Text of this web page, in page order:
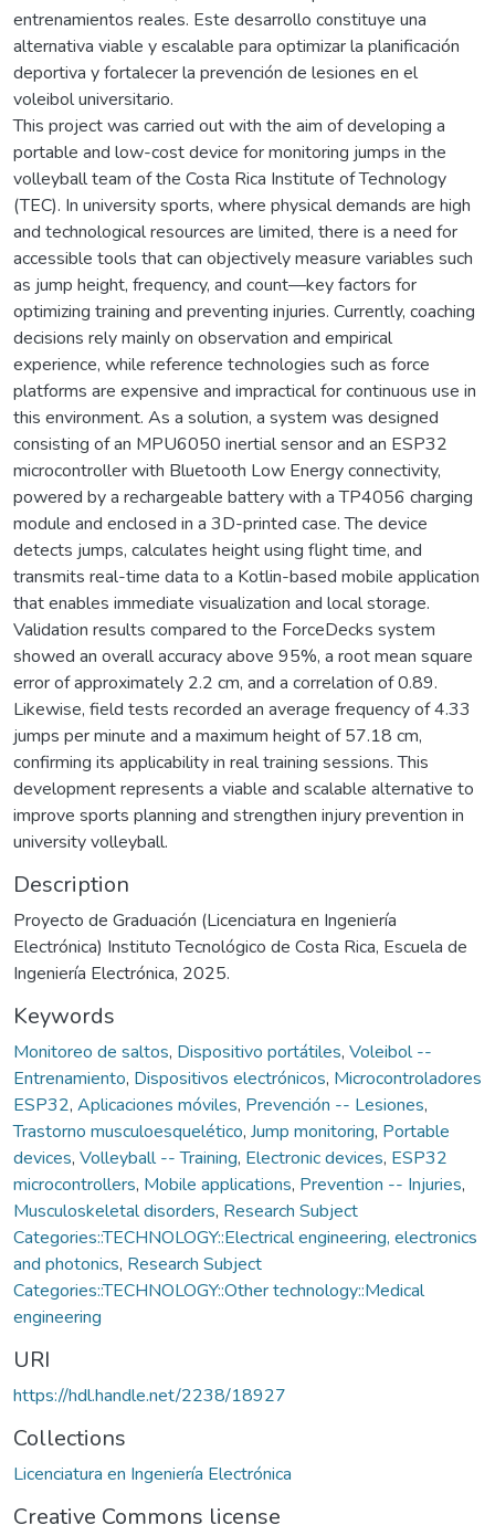
entrenamientos reales. Este desarrollo constituye una
alternativa viable y escalable para optimizar la planificación
deportiva y fortalecer la prevención de lesiones en el
voleibol universitario.
This project was carried out with the aim of developing a
portable and low-cost device for monitoring jumps in the
volleyball team of the Costa Rica Institute of Technology
(TEC). In university sports, where physical demands are high
and technological resources are limited, there is a need for
accessible tools that can objectively measure variables such
as jump height, frequency, and count—key factors for
optimizing training and preventing injuries. Currently, coaching
decisions rely mainly on observation and empirical
experience, while reference technologies such as force
platforms are expensive and impractical for continuous use in
this environment. As a solution, a system was designed
consisting of an MPU6050 inertial sensor and an ESP32
microcontroller with Bluetooth Low Energy connectivity,
powered by a rechargeable battery with a TP4056 charging
module and enclosed in a 3D-printed case. The device
detects jumps, calculates height using flight time, and
transmits real-time data to a Kotlin-based mobile application
that enables immediate visualization and local storage.
Validation results compared to the ForceDecks system
showed an overall accuracy above 95%, a root mean square
error of approximately 2.2 cm, and a correlation of 0.89.
Likewise, field tests recorded an average frequency of 4.33
jumps per minute and a maximum height of 57.18 cm,
confirming its applicability in real training sessions. This
development represents a viable and scalable alternative to
improve sports planning and strengthen injury prevention in
university volleyball.
Description
Proyecto de Graduación (Licenciatura en Ingeniería
Electrónica) Instituto Tecnológico de Costa Rica, Escuela de
Ingeniería Electrónica, 2025.
Keywords
Monitoreo de saltos, Dispositivo portátiles, Voleibol --
Entrenamiento, Dispositivos electrónicos, Microcontroladores
ESP32, Aplicaciones móviles, Prevención -- Lesiones,
Trastorno musculoesquelético, Jump monitoring, Portable
devices, Volleyball -- Training, Electronic devices, ESP32
microcontrollers, Mobile applications, Prevention -- Injuries,
Musculoskeletal disorders, Research Subject
Categories::TECHNOLOGY::Electrical engineering, electronics
and photonics, Research Subject
Categories::TECHNOLOGY::Other technology::Medical
engineering
URI
https://hdl.handle.net/2238/18927
Collections
Licenciatura en Ingeniería Electrónica
Creative Commons license